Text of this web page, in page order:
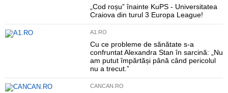
„Cod roșu” înainte KuPS - Universitatea
Craiova din turul 3 Europa League!
A1.RO
Cu ce probleme de sănătate s-a
confruntat Alexandra Stan în sarcină: „Nu
am putut împărtăși până când pericolul
nu a trecut.”
CANCAN.RO